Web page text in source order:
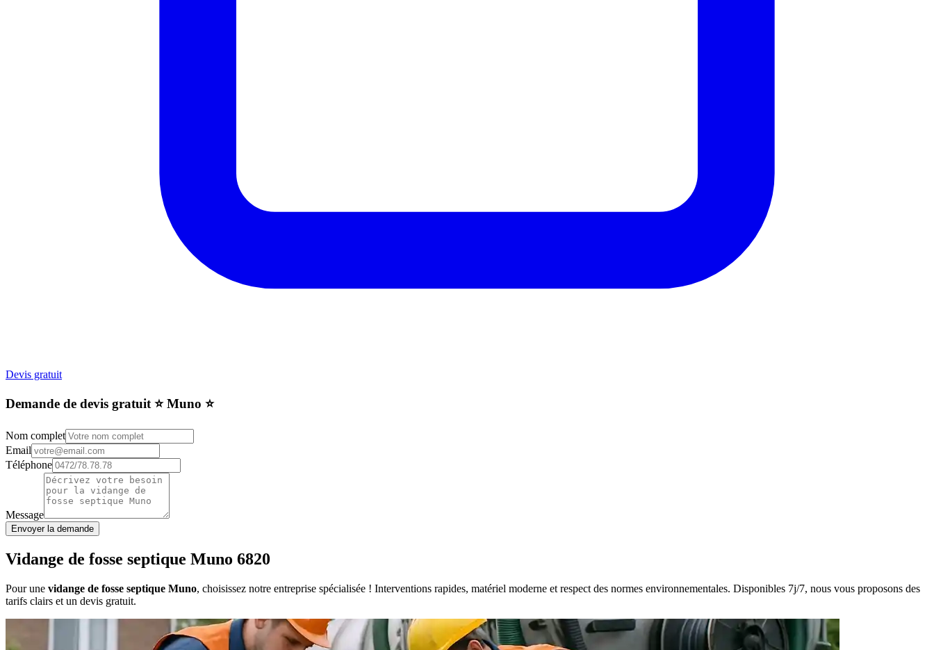
Devis gratuit
Demande de devis gratuit ⭐️ Muno ⭐️
Nom complet
Email
Téléphone
Message
Envoyer la demande
Vidange de fosse septique Muno 6820
Pour une vidange de fosse septique Muno, choisissez notre entreprise spécialisée ! Interventions rapides, matériel moderne et respect des normes environnementales. Disponibles 7j/7, nous vous proposons des
tarifs clairs et un devis gratuit.